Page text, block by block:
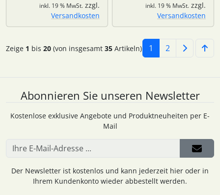
inkl. 19 % MwSt. zzgl.
Versandkosten
inkl. 19 % MwSt. zzgl.
Versandkosten
Zeige 1 bis20 (von insgesamt35 Artikeln) 1 2
Abonnieren Sie unseren Newsletter
Kostenlose exklusive Angebote und Produktneuheiten per E-
Mail
Der Newsletter ist kostenlos und kann jederzeit hier oder in
Ihrem Kundenkonto wieder abbestellt werden.